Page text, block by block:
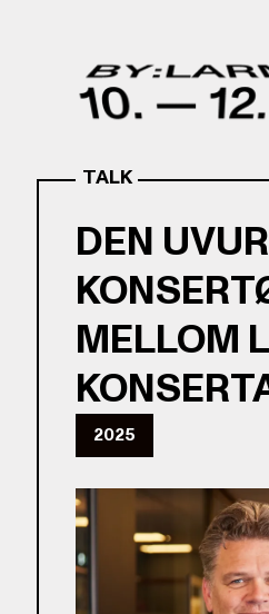
TALK
DEN
MELLOM
2025